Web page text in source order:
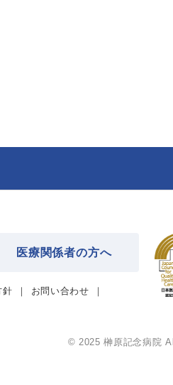
医療関係者の方へ
針 お問い合わせ
© 2025 榊󠄀原記念病院